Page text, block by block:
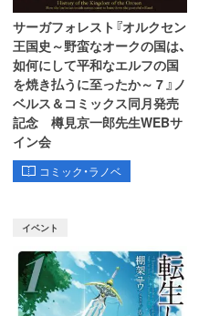
サーガフォレスト『オルクセン
王国史～野蛮なオークの国は、
如何にして平和なエルフの国
を焼き払うに至ったか～ 7 』ノ
ベルス＆コミックス同月発売
記念 樽見京一郎先生WEBサ
イン会
コミック・ラノベ
イベント